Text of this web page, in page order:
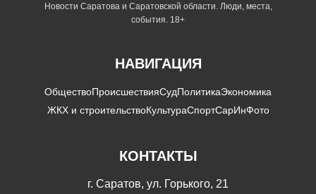
Новости Саратова и Саратовской области. Люди, места,
события. 18+
НАВИГАЦИЯ
ОбществоПроисшествияСудПолитикаЭкономика
ЖКХ и строительствоКультураСпортСарИнФото
КОНТАКТЫ
г. Саратов, ул. Горького, 21